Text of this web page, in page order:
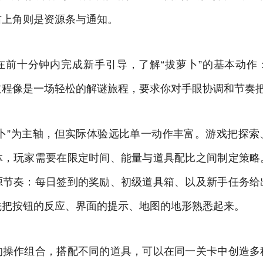
角则是资源条与通知。
前十分钟内完成新手引导，了解“拔萝卜”的基本动作
像是一场轻松的解谜旅程，要求你对手眼协调和节奏
”为主轴，但实际体验远比单一动作丰富。游戏把探
玩家需要在限定时间、能量与道具配比之间制定策
奏：每日签到的奖励、初级道具箱、以及新手任务
按钮的反应、界面的提示、地图的地形熟悉起来。
作组合，搭配不同的道具，可以在同一关卡中创造